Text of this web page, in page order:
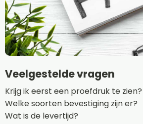
Veelgestelde vragen
Krijg ik eerst een proefdruk te zien?
Welke soorten bevestiging zijn er?
Wat is de levertijd?